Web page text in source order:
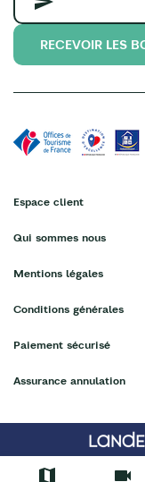
RECEVOIR LES
Espace client
Qui sommes nous
Mentions légales
Conditions générales
Paiement sécurisé
Assurance annulation